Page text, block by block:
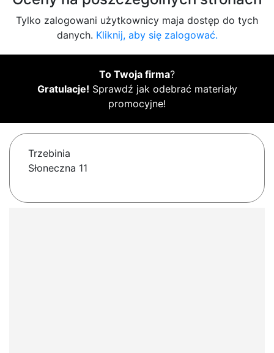
Tylko zalogowani użytkownicy maja dostęp do tych
danych. Kliknij, aby się zalogować.
To Twoja firma?
Gratulacje! Sprawdź jak odebrać materiały
promocyjne!
Trzebinia
Słoneczna 11